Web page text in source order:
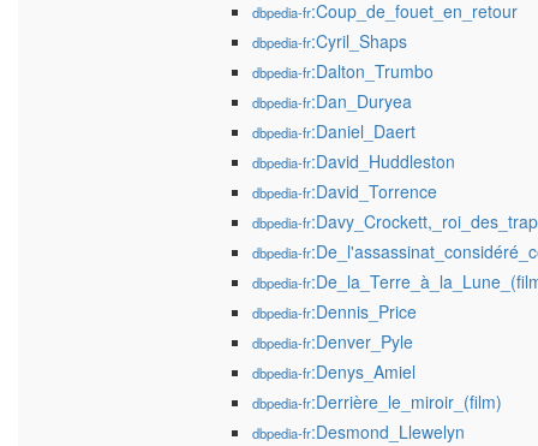
dbpedia-fr:Coup_de_fouet_en_retour
dbpedia-fr:Cyril_Shaps
dbpedia-fr:Dalton_Trumbo
dbpedia-fr:Dan_Duryea
dbpedia-fr:Daniel_Daert
dbpedia-fr:David_Huddleston
dbpedia-fr:David_Torrence
dbpedia-fr
dbpedia-fr
dbpedia-fr
dbpedia-fr:Dennis_Price
dbpedia-fr:Denver_Pyle
dbpedia-fr:Denys_Amiel
dbpedia-fr:Derrière_le_miroir_(film)
dbpedia-fr:Desmond_Llewelyn